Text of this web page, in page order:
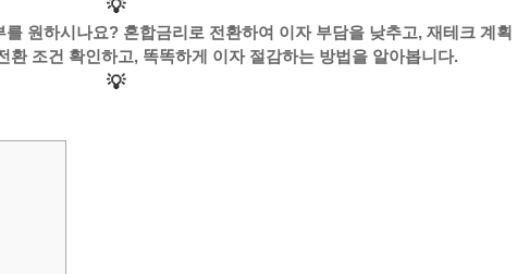
💡
원하시나요? 혼합금리로 전환하여 이자 부담을 낮추고, 재테크 계획
환 조건 확인하고, 똑똑하게 이자 절감하는 방법을 알아봅니다.
💡